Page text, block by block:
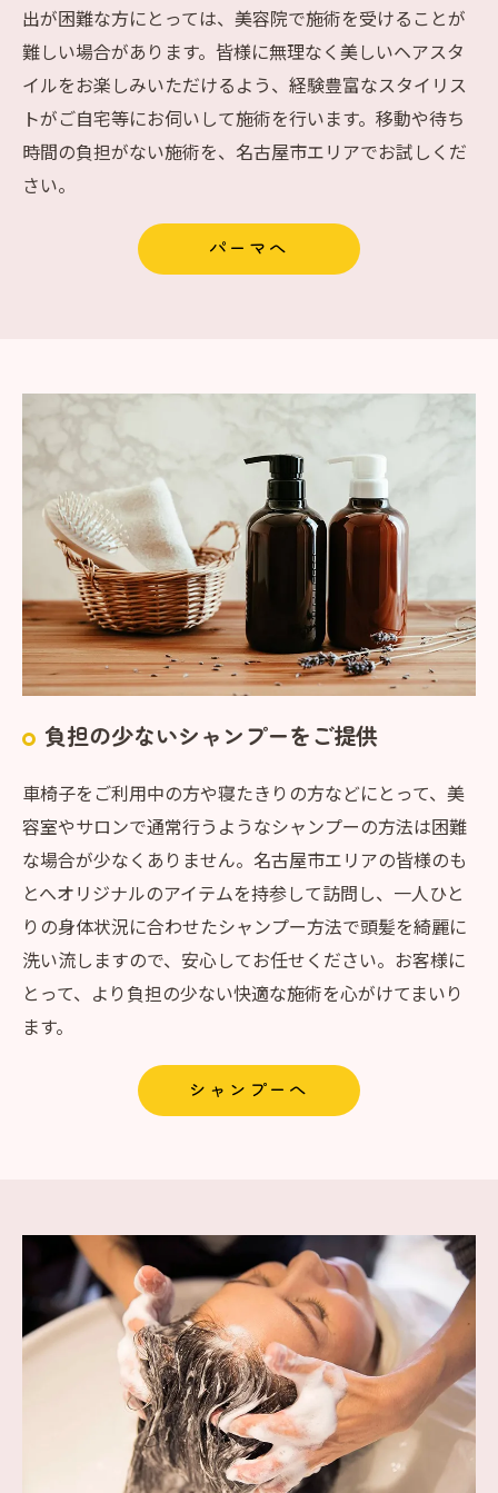
出が困難な方にとっては、美容院で施術を受けることが
難しい場合があります。皆様に無理なく美しいヘアスタ
イルをお楽しみいただけるよう、経験豊富なスタイリス
トがご自宅等にお伺いして施術を行います。移動や待ち
時間の負担がない施術を、名古屋市エリアでお試しくだ
さい。
パーマへ
負担の少ないシャンプーをご提供
車椅子をご利用中の方や寝たきりの方などにとって、美
容室やサロンで通常行うようなシャンプーの方法は困難
な場合が少なくありません。名古屋市エリアの皆様のも
とへオリジナルのアイテムを持参して訪問し、一人ひと
りの身体状況に合わせたシャンプー方法で頭髪を綺麗に
洗い流しますので、安心してお任せください。お客様に
とって、より負担の少ない快適な施術を心がけてまいり
ます。
シャンプーへ